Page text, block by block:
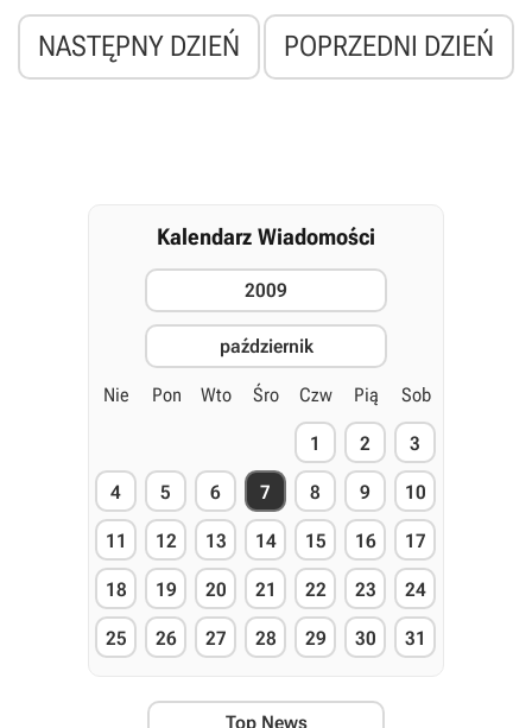
ich sprzedaży oraz ankiety wypełnione przez 900 profesjonalistów.
NASTĘPNY DZIEŃ POPRZEDNI DZIEŃ
Kalendarz Wiadomości
2009
październik
Nie Pon Wto Śro Czw Pią Sob
1 2 3
4 5 6 7 8 9 10
11 12 13 14 15 16 17
18 19 20 21 22 23 24
25 26 27 28 29 30 31
Top News